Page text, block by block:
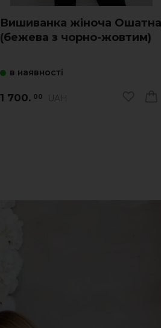
Вишиванка жіноча Ошатна
(бежева з чорно-жовтим)
в наявності
1 700. 00 UAH